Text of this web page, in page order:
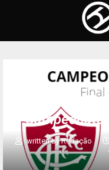
Clássico
Campeonato
written byRedação